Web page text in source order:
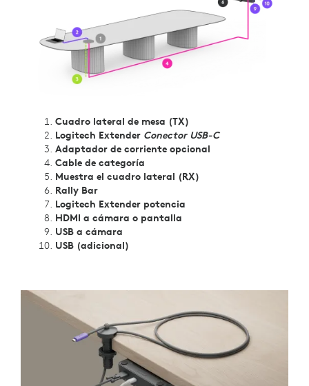
Cuadro lateral de mesa (TX)
Logitech Extender Conector USB-C
Adaptador de corriente opcional
Cable de categoría
Muestra el cuadro lateral (RX)
Rally Bar
Logitech Extender potencia
HDMI a cámara o pantalla
USB a cámara
USB (adicional)